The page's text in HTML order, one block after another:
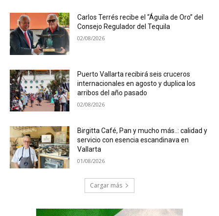
Carlos Terrés recibe el “Águila de Oro” del
Consejo Regulador del Tequila
02/08/2026
Puerto Vallarta recibirá seis cruceros
internacionales en agosto y duplica los
arribos del año pasado
02/08/2026
Birgitta Café, Pan y mucho más..: calidad y
servicio con esencia escandinava en
Vallarta
01/08/2026
Cargar más